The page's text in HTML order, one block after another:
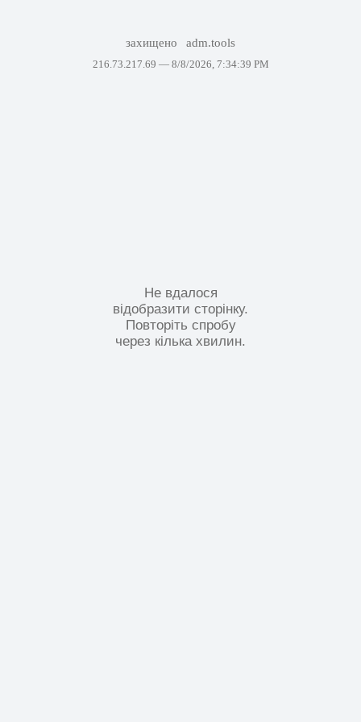
захищено adm.tools
216.73.217.69 — 8/8/2026, 7:34:39 PM
Не вдалося
відобразити сторінку.
Повторіть спробу
через кілька хвилин.